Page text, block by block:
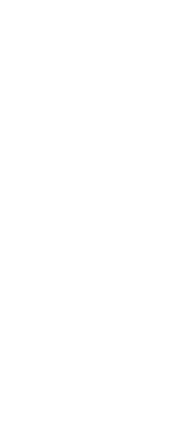
בברצלונה, דור חמישי
הכי נמכרת של
כידוע, הסופרמיני
מקודמו, כאשר
לטובה הן על
יחידות ההנעה
הילוכים רובוטית
חמה מלאה
– בעתיד),
ידנית. לישראל
- אבל קשה לומר
לעיצוב אחותה
בקונצרן, עם קווים
אנוש ברורה
הפנים לארבעה
ושימושי.